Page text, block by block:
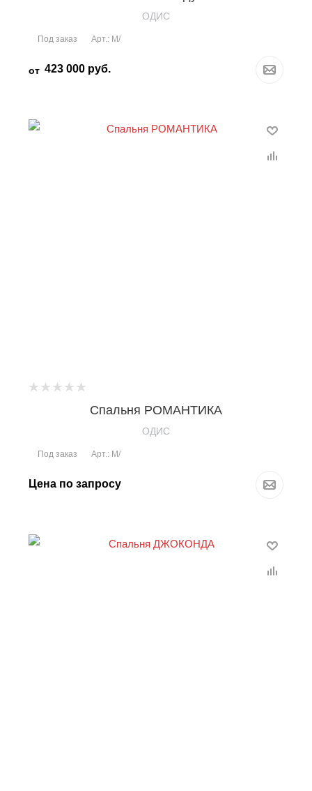
OДИС
Под заказ Арт.: М/
от 423 000 руб.
Спальня РОМАНТИКА
OДИС
Под заказ Арт.: М/
Цена по запросу